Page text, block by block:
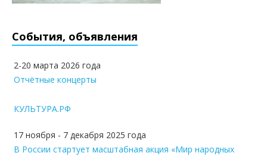
События, объявления
2-20 марта 2026 года
Отчётные концерты
КУЛЬТУРА.РФ
17 ноября - 7 декабря 2025 года
В России стартует масштабная акция «Мир народных